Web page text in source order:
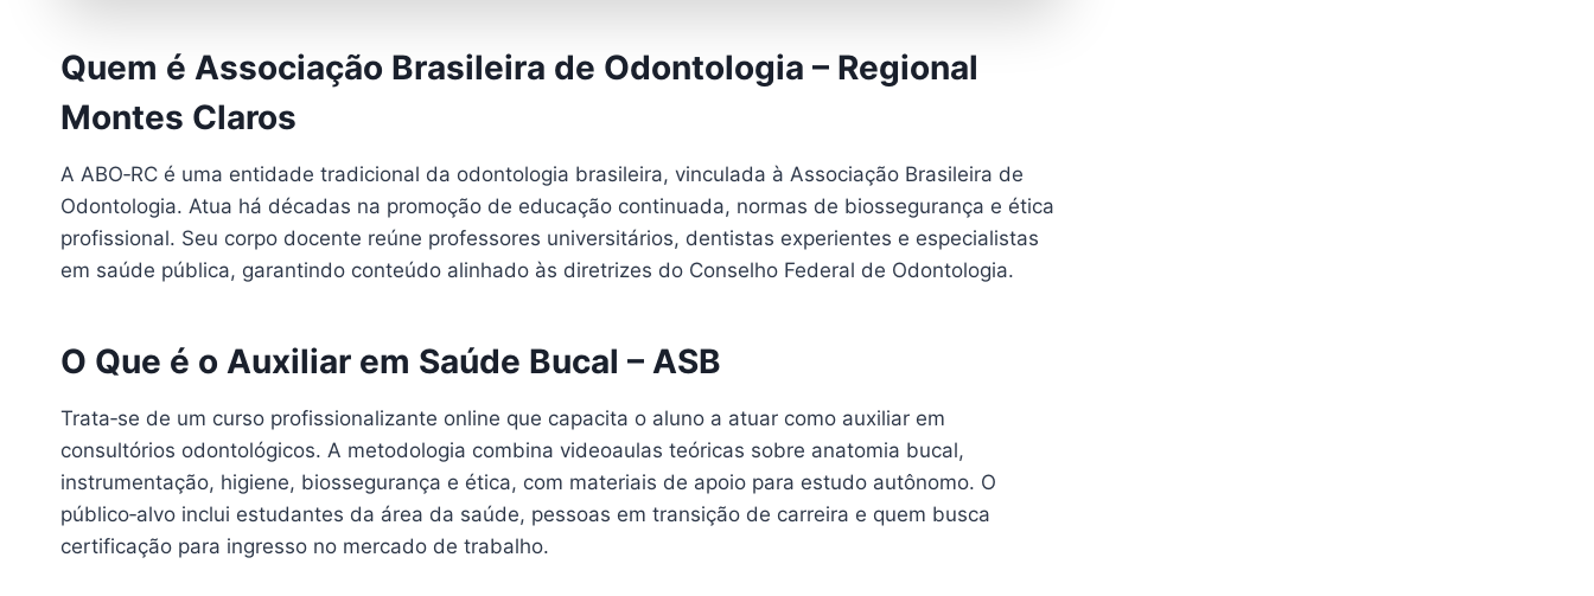
Quem é Associação Brasileira de Odontologia – Regional
Montes Claros
A ABO‑RC é uma entidade tradicional da odontologia brasileira, vinculada à Associação Brasileira de
Odontologia. Atua há décadas na promoção de educação continuada, normas de biossegurança e ética
profissional. Seu corpo docente reúne professores universitários, dentistas experientes e especialistas
em saúde pública, garantindo conteúdo alinhado às diretrizes do Conselho Federal de Odontologia.
O Que é o Auxiliar em Saúde Bucal – ASB
Trata‑se de um curso profissionalizante online que capacita o aluno a atuar como auxiliar em
consultórios odontológicos. A metodologia combina videoaulas teóricas sobre anatomia bucal,
instrumentação, higiene, biossegurança e ética, com materiais de apoio para estudo autônomo. O
público‑alvo inclui estudantes da área da saúde, pessoas em transição de carreira e quem busca
certificação para ingresso no mercado de trabalho.